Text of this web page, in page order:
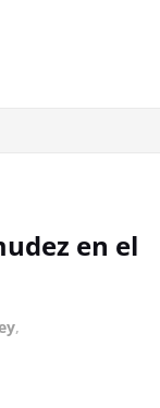
en el
,